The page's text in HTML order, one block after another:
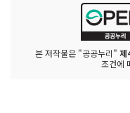
본 저작물은 "공공누리" 제
조건에